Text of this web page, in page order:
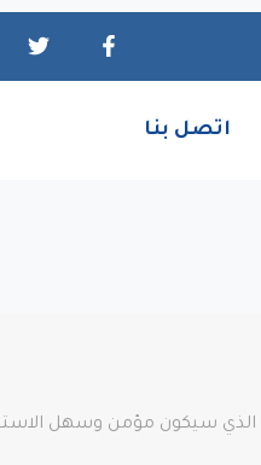
اتصل بنا
الذي سيكون مؤمن وسهل